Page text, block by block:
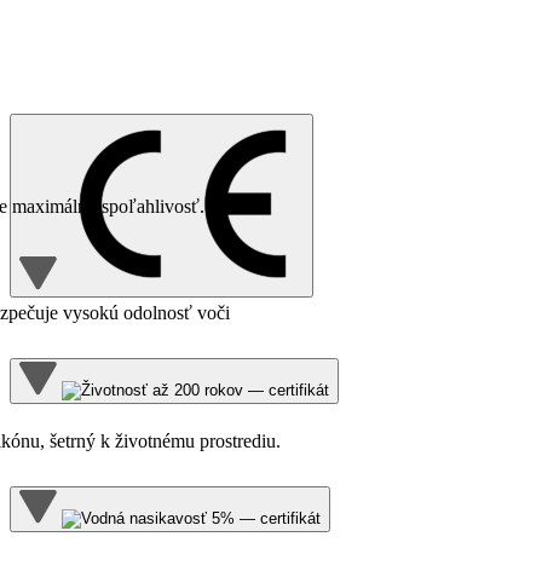
maximálnu spoľahlivosť.
vysokú odolnosť voči
šetrný k životnému prostrediu.